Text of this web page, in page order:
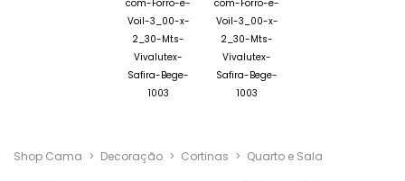
Shop Cama > Decoração > Cortinas > Quarto e Sala